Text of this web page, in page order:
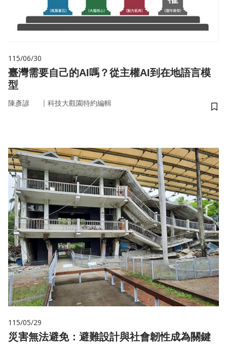
115/06/30
臺灣需要自己的AI嗎？從主權AI到在地語言模
型
陳彥諺 ｜ 科技大觀園特約編輯
儲
115/05/29
災害無法避免：避難設計與社會韌性成為關鍵